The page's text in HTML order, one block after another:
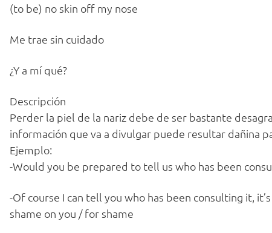
(to be) no skin off my nose
Me trae sin cuidado
¿Y a mí qué?
Descripción
Perder la piel de la nariz debe de ser bastante
información que va a divulgar puede resultar dañina
Ejemplo:
-Would you be prepared to tell us who has been
-Of course I can tell you who has been consulting it, it’s
shame on you / for shame